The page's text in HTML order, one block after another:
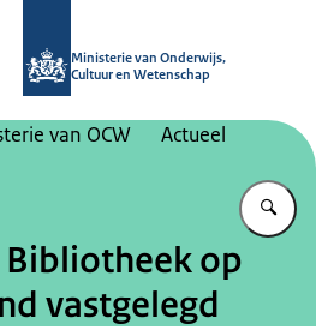
Ministerie van Onderwijs,
Cultuur en Wetenschap
van OCW
Actueel
op
vastgelegd